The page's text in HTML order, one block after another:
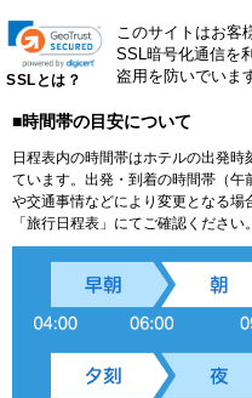
SSLとは？
このサイトはお客
SSL暗号化通信を
盗用を防いでいま
■時間帯の目安について
日程表内の時間帯はホテルの出発
ています。出発・到着の時間帯（
や交通事情などにより変更となる
「旅行日程表」にてご確認ください。